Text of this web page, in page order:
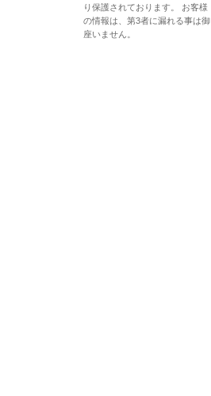
り保護されております。 お客様
の情報は、第3者に漏れる事は御
座いません。